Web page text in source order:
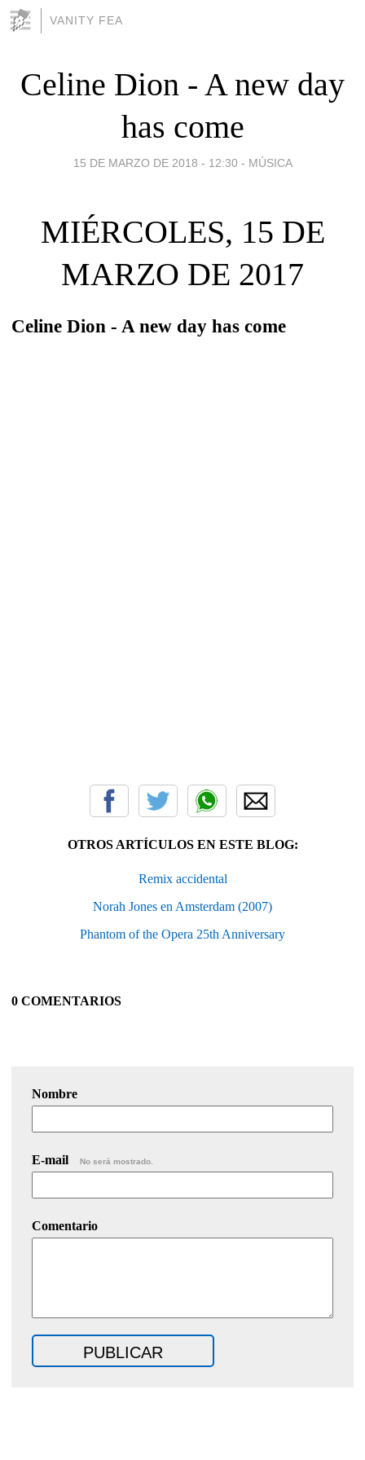
VANITY FEA
Celine Dion - A new day
has come
15 DE MARZO DE 2018 - 12:30 - MÚSICA
MIÉRCOLES, 15 DE
MARZO DE 2017
Celine Dion - A new day has come
OTROS ARTÍCULOS EN ESTE BLOG:
Remix accidental
Norah Jones en Amsterdam (2007)
Phantom of the Opera 25th Anniversary
0 COMENTARIOS
Nombre
E-mail No será mostrado.
Comentario